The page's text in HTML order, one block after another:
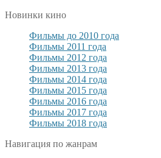
Новинки кино
Фильмы до 2010 года
Фильмы 2011 года
Фильмы 2012 года
Фильмы 2013 года
Фильмы 2014 года
Фильмы 2015 года
Фильмы 2016 года
Фильмы 2017 года
Фильмы 2018 года
Навигация по жанрам